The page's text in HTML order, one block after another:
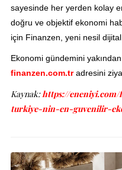
sayesinde her yerden kolay
doğru ve objektif ekonomi
için Finanzen, yeni nesil
Ekonomi gündemini
finanzen.com.tradresini
Kaynak:https://
turkiye-nin-en-guvenilir-